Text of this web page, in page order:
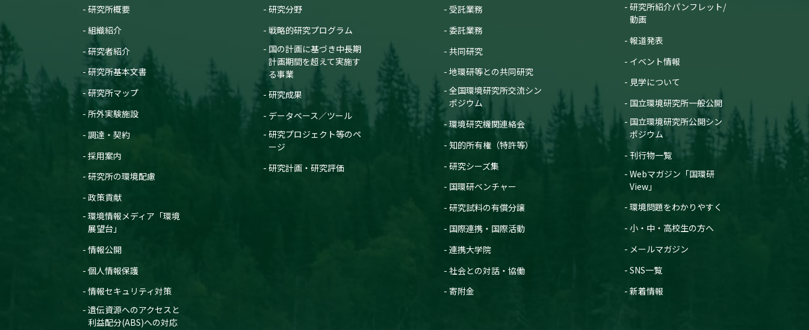
研究所概要
組織紹介
研究者紹介
研究所基本文書
研究所マップ
所外実験施設
調達・契約
採用案内
研究所の環境配慮
政策貢献
環境情報メディア「環境
展望台」
情報公開
個人情報保護
情報セキュリティ対策
遺伝資源へのアクセスと
利益配分(ABS)への対応
研究分野
戦略的研究プログラム
国の計画に基づき中長期
計画期間を超えて実施す
る事業
研究成果
データベース／ツール
研究プロジェクト等のペ
ージ
研究計画・研究評価
受託業務
委託業務
共同研究
地環研等との共同研究
全国環境研究所交流シン
ポジウム
環境研究機関連絡会
知的所有権（特許等）
研究シーズ集
国環研ベンチャー
研究試料の有償分譲
国際連携・国際活動
連携大学院
社会との対話・協働
寄附金
研究所紹介パンフレット/
動画
報道発表
イベント情報
見学について
国立環境研究所一般公開
国立環境研究所公開シン
ポジウム
刊行物一覧
Webマガジン「国環研
View」
環境問題をわかりやすく
小・中・高校生の方へ
メールマガジン
SNS一覧
新着情報